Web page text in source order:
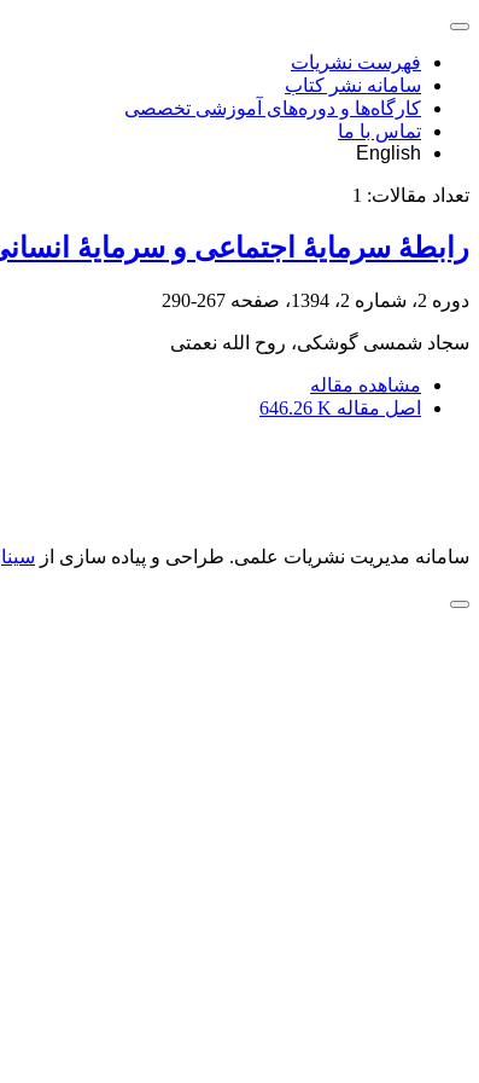
فهرست نشریات
سامانه نشر کتاب
کارگاه‌ها و دوره‌های آموزشی تخصصی
تماس با ما
English
تعداد مقالات: 1
رابطۀ سرمایۀ اجتماعی و سرمایۀ
دوره 2، شماره 2، 1394، صفحه 267-290
سجاد شمسی گوشکی، روح الله نعمتی
مشاهده مقاله
اصل مقاله 646.26 K
سامانه مدیریت نشریات علمی. طراحی و پیاده سازی از